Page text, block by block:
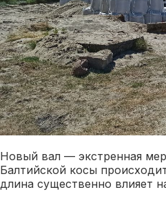
Новый вал — экстренная
Балтийской косы
длина существенно влияет